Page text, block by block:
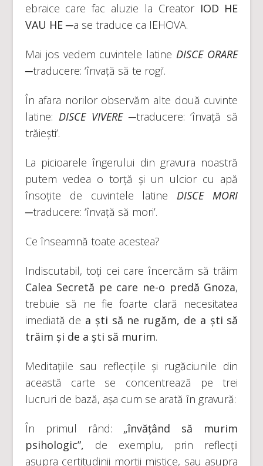
ebraice care fac aluzie la Creator IOD HE
VAU HE─a se traduce ca IEHOVA.
Mai jos vedem cuvintele latineDISCE ORARE
─traducere: ‘învață să te rogi’.
În afara norilor observăm alte două cuvinte
latine: DISCE VIVERE─traducere: ‘învață să
trăiești’.
La picioarele îngerului din gravura noastră
putem vedea o torță și un ulcior cu apă
însoțite de cuvintele latineDISCE MORI
─traducere: ‘învață să mori’.
Ce înseamnă toate acestea?
Indiscutabil, toți cei care încercăm să trăim
Calea Secretă pe care ne-o predă Gnoza,
trebuie să ne fie foarte clară necesitatea
imediată de a ști să ne rugăm, de a ști să
trăim și de a ști să murim.
Meditațiile sau reflecțiile și rugăciunile din
această carte se concentrează pe trei
lucruri de bază, așa cum se arată în gravură:
În primul rând: „învățând să murim
psihologic”, de exemplu, prin reflecții
asupra certitudinii morții mistice, sau asupra